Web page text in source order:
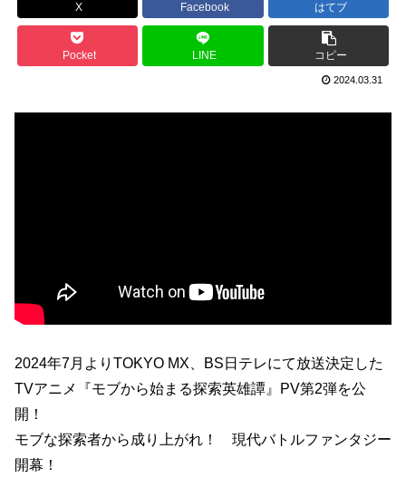
X Facebook はてブ
Pocket LINE コピー
2024.03.31
2024年7月よりTOKYO MX、BS日テレにて放送決定した
TVアニメ『モブから始まる探索英雄譚』PV第2弾を公
開！
モブな探索者から成り上がれ！ 現代バトルファンタジー
開幕！